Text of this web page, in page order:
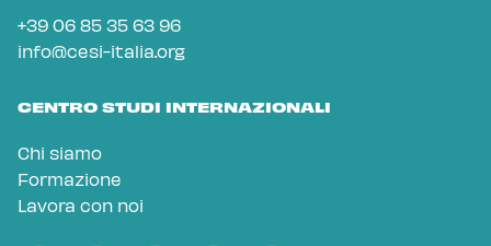
+39 06 85 35 63 96
info@cesi-italia.org
CENTRO STUDI INTERNAZIONALI
Chi siamo
Formazione
Lavora con noi